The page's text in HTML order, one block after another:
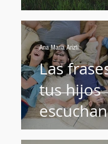
Las
tus hijos
ti.
Ana Maria Arizti